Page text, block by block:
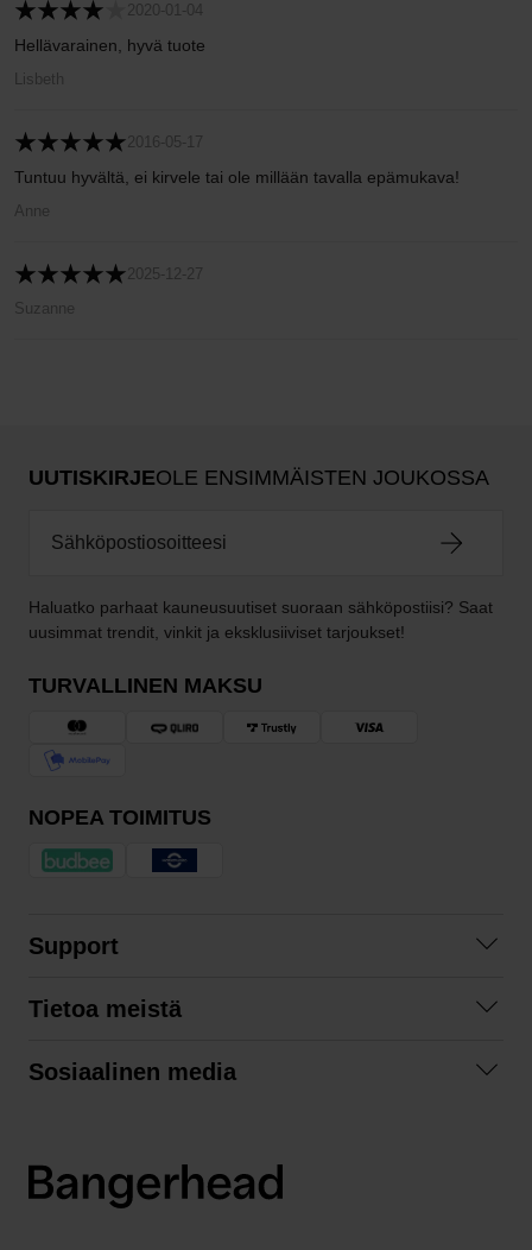
2020-01-04
Hellävarainen, hyvä tuote
Lisbeth
2016-05-17
Tuntuu hyvältä, ei kirvele tai ole millään tavalla epämukava!
Anne
2025-12-27
Suzanne
UUTISKIRJEOLE ENSIMMÄISTEN JOUKOSSA
Haluatko parhaat kauneusuutiset suoraan sähköpostiisi? Saat
uusimmat trendit, vinkit ja eksklusiiviset tarjoukset!
TURVALLINEN MAKSU
NOPEA TOIMITUS
Support
Tilausehdot
Tietoa meistä
Sosiaalinen media
LinkedIn